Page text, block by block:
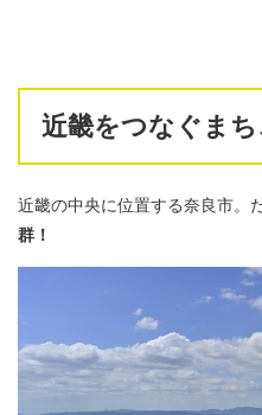
近畿をつなぐまち
近畿の中央に位置する奈良市。
群！